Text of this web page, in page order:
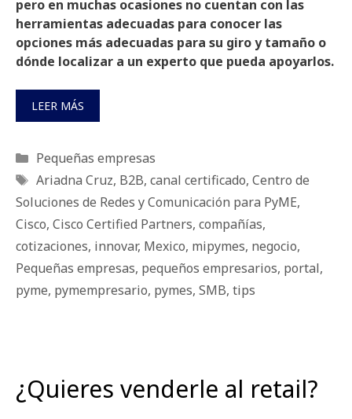
pero en muchas ocasiones no cuentan con las
herramientas adecuadas para conocer las
opciones más adecuadas para su giro y tamaño o
dónde localizar a un experto que pueda apoyarlos.
LEER MÁS
Categorías
Pequeñas empresas
Etiquetas
Ariadna Cruz, B2B, canal certificado, Centro de
Soluciones de Redes y Comunicación para PyME,
Cisco, Cisco Certified Partners, compañías,
cotizaciones, innovar, Mexico, mipymes, negocio,
Pequeñas empresas, pequeños empresarios, portal,
pyme, pymempresario, pymes, SMB, tips
¿Quieres venderle al retail?